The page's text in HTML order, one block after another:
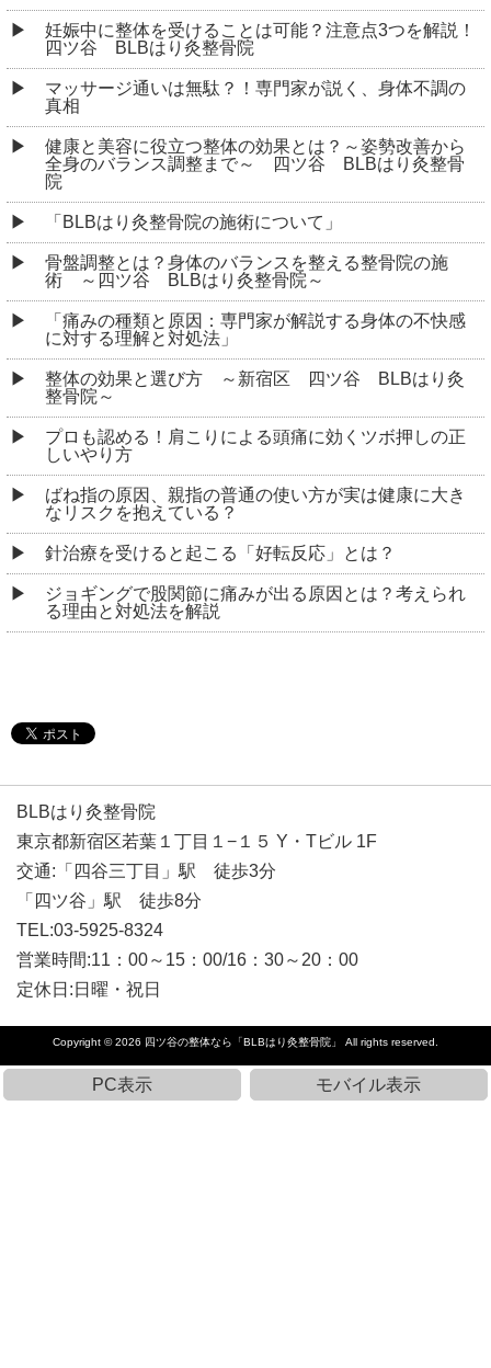
妊娠中に整体を受けることは可能？注意点3つを解説！
四ツ谷 BLBはり灸整骨院
マッサージ通いは無駄？！専門家が説く、身体不調の
真相
健康と美容に役立つ整体の効果とは？～姿勢改善から
全身のバランス調整まで～ 四ツ谷 BLBはり灸整骨
院
「BLBはり灸整骨院の施術について」
骨盤調整とは？身体のバランスを整える整骨院の施
術 ～四ツ谷 BLBはり灸整骨院～
「痛みの種類と原因：専門家が解説する身体の不快感
に対する理解と対処法」
整体の効果と選び方 ～新宿区 四ツ谷 BLBはり灸
整骨院～
プロも認める！肩こりによる頭痛に効くツボ押しの正
しいやり方
ばね指の原因、親指の普通の使い方が実は健康に大き
なリスクを抱えている？
針治療を受けると起こる「好転反応」とは？
ジョギングで股関節に痛みが出る原因とは？考えられ
る理由と対処法を解説
BLBはり灸整骨院
東京都新宿区若葉１丁目１−１５ Y・Tビル 1F
交通:「四谷三丁目」駅 徒歩3分
「四ツ谷」駅 徒歩8分
TEL:03-5925-8324
営業時間:11：00～15：00/16：30～20：00
定休日:日曜・祝日
Copyright © 2026 四ツ谷の整体なら「BLBはり灸整骨院」 All rights reserved.
PC表示 モバイル表示